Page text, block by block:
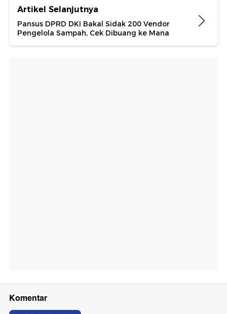
Artikel Selanjutnya
Pansus DPRD DKI Bakal Sidak 200 Vendor
Pengelola Sampah, Cek Dibuang ke Mana